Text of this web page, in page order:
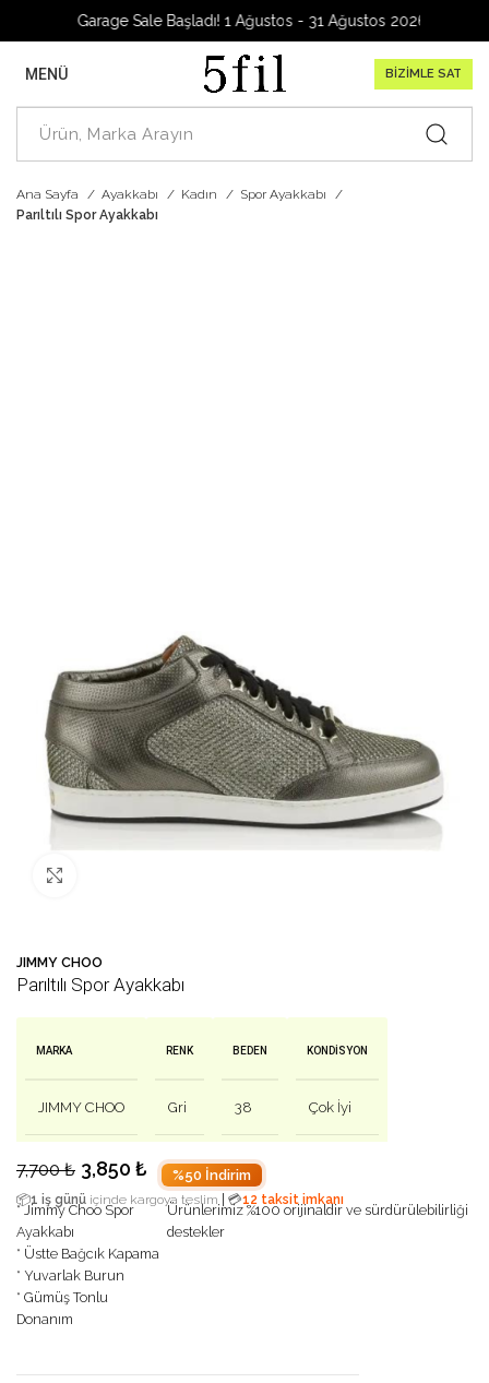
Garage Sale Başladı! 1 Ağustos - 31 Ağustos 2026
MENÜ BİZİMLE SAT
Ana Sayfa Ayakkabı Kadın
Spor Ayakkabı
Parıltılı Spor Ayakkabı
JIMMY CHOO
Parıltılı Spor Ayakkabı
MARKA
JIMMY CHOO
RENK
Gri
BEDEN
38
KONDISYON
Çok İyi
7,700₺ 3,850 ₺ %50 İndirim
📦1 iş günü içinde kargoya teslim 💳12 taksit imkanı
* Jimmy Choo Spor
Ayakkabı
* Üstte Bağcık Kapama
* Yuvarlak Burun
* Gümüş Tonlu
Donanım
Ürünlerimiz %100 orijinaldir ve sürdürülebilirliği
destekler